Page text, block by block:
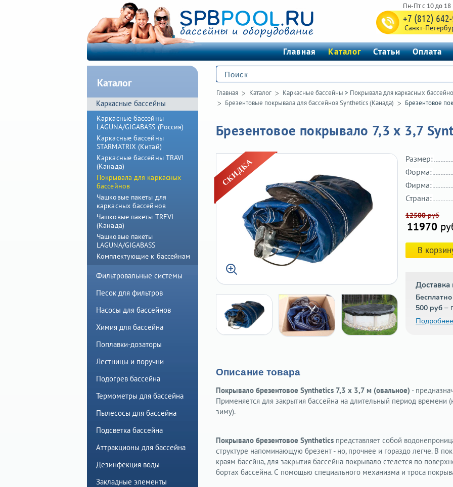
+7 (812)
Санкт-
Главная Каталог Статьи Оплата
Главная Каталог Каркасные бассейны > Покрывала для каркасных
Брезентовые покрывала для бассейнов Synthetics (Канада)
Брезентовое
Брезентовое покрывало 7,3 х 3,7
Размер:
Форма:
Фирма:
Страна:
12500руб
11970
В
Доставка
Бесплатно
500 руб –
Описание товара
Покрывало брезентовое Synthetics 7,3 х 3,7 м (овальное) -
Применяется для закрытия бассейна на длительный период времени
зиму).
Покрывало брезентовое Synthetics представляет собой
структуре напоминающую брезент - но, прочнее и гораздо легче. В
краям бассйна, для закрытия бассейна покрывало стелется по
бортах бассейна. С помощью специального механизма и троса
Каталог
Каркасные бассейны
Каркасные бассейны
LAGUNA/GIGABASS (Россия)
Каркасные бассейны
STARMATRIX (Китай)
Каркасные бассейны TRAVI
(Канада)
Покрывала для каркасных
бассейнов
Чашковые пакеты для
каркасных бассейнов
Чашковые пакеты TREVI
(Канада)
Чашковые пакеты
LAGUNA/GIGABASS
Комплектующие к бассейнам
Фильтровальные системы
Песок для фильтров
Насосы для бассейнов
Химия для бассейна
Поплавки-дозаторы
Лестницы и поручни
Подогрев бассейна
Термометры для бассейна
Пылесосы для бассейна
Подсветка бассейна
Аттракционы для бассейна
Дезинфекция воды
Закладные элементы